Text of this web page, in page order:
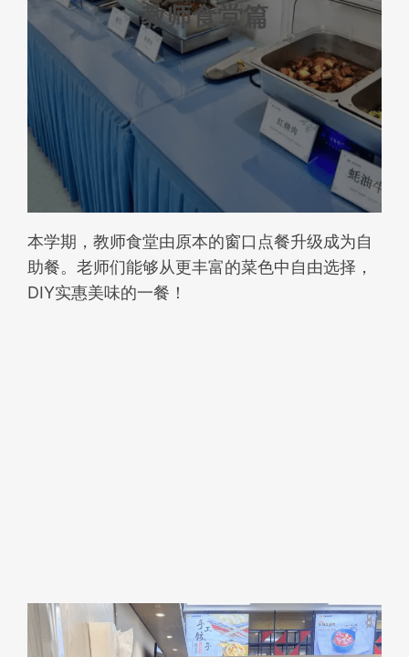
教师食堂篇
本学期，教师食堂由原本的窗口点餐升级成为自
助餐。老师们能够从更丰富的菜色中自由选择，
DIY实惠美味的一餐！